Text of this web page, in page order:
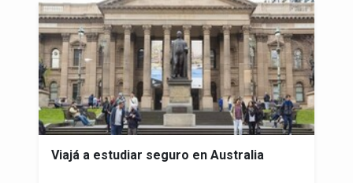
Viajá a estudiar seguro en Australia